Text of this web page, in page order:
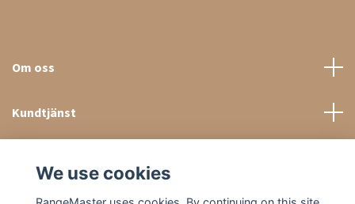
Om oss
Kundtjänst
We use cookies